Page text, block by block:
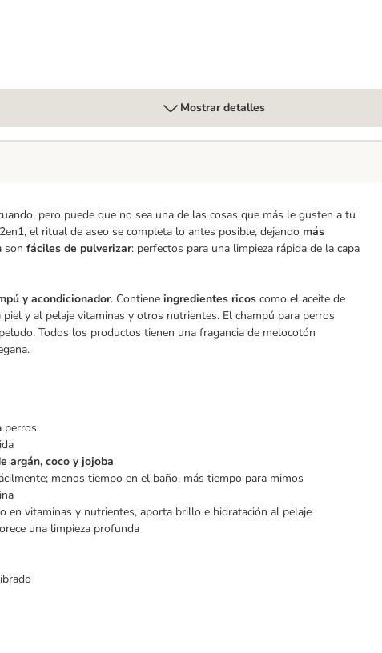
Mostrar detalles
pero puede que no sea una de las cosas que más le gusten a tu
el ritual de aseo se completa lo antes posible, dejando más
son fáciles de pulverizar: perfectos para una limpieza rápida de la capa
y acondicionador. Contiene ingredientes ricos como el aceite de
y al pelaje vitaminas y otros nutrientes. El champú para perros
Todos los productos tienen una fragancia de melocotón
perros
argán, coco y jojoba
menos tiempo en el baño, más tiempo para mimos
en vitaminas y nutrientes, aporta brillo e hidratación al pelaje
una limpieza profunda